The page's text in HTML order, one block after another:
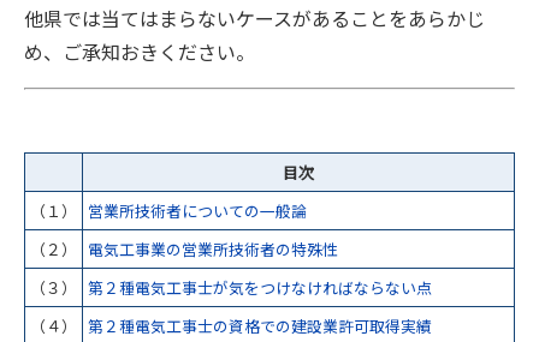
他県では当てはまらないケースがあることをあらかじ
め、ご承知おきください。
目次
（１）
営業所技術者についての一般論
（２）
電気工事業の営業所技術者の特殊性
（３）
第２種電気工事士が気をつけなければならない点
（４）
第２種電気工事士の資格での建設業許可取得実績